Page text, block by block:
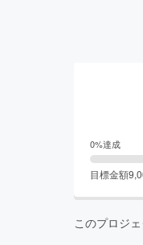
0%達成
目標金額
このプロジェ